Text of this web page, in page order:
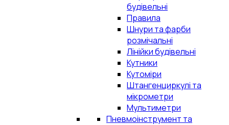
будівельні
Правила
Шнури та фарби
розмічальні
Лінійки будівельні
Кутники
Кутоміри
Штангенциркулі та
мікрометри
Мультиметри
Пневмоінструмент та